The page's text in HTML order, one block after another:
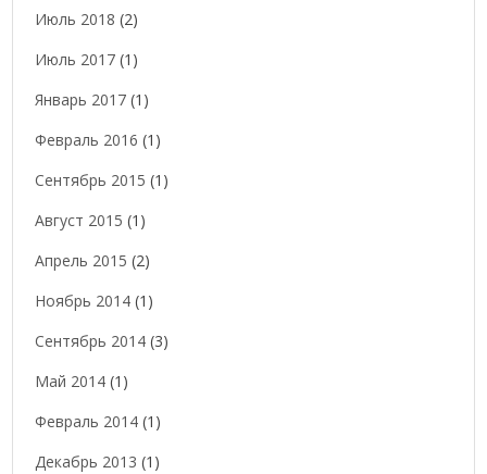
Июль 2018 (2)
Июль 2017 (1)
Январь 2017 (1)
Февраль 2016 (1)
Сентябрь 2015 (1)
Август 2015 (1)
Апрель 2015 (2)
Ноябрь 2014 (1)
Сентябрь 2014 (3)
Май 2014 (1)
Февраль 2014 (1)
Декабрь 2013 (1)